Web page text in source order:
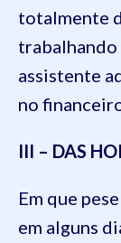
totalmente
trabalhando
assistente
no
III – DAS
Em que
em alguns